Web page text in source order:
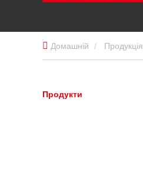
Домашній Продукція
Продукти